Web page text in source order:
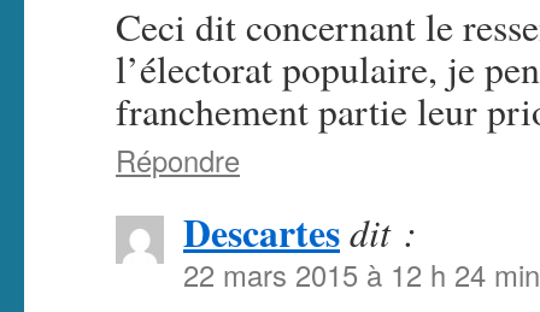
Ceci dit concernant le
l’électorat populaire, je
franchement partie leur
Répondre
Descartesdit :
22 mars 2015 à 12 h 24 min